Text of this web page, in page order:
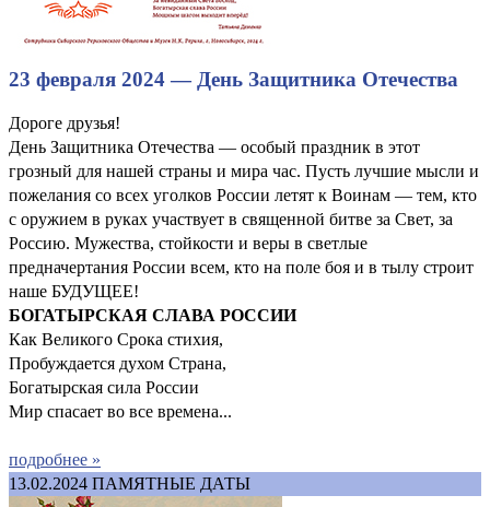
23 февраля 2024 — День Защитника Отечества
Дороге друзья!
День Защитника Отечества — особый праздник в этот
грозный для нашей страны и мира час. Пусть лучшие мысли и
пожелания со всех уголков России летят к Воинам — тем, кто
с оружием в руках участвует в священной битве за Свет, за
Россию. Мужества, стойкости и веры в светлые
предначертания России всем, кто на поле боя и в тылу строит
наше БУДУЩЕЕ!
БОГАТЫРСКАЯ СЛАВА РОССИИ
Как Великого Срока стихия,
Пробуждается духом Страна,
Богатырская сила России
Мир спасает во все времена...
подробнее »
13.02.2024 ПАМЯТНЫЕ ДАТЫ